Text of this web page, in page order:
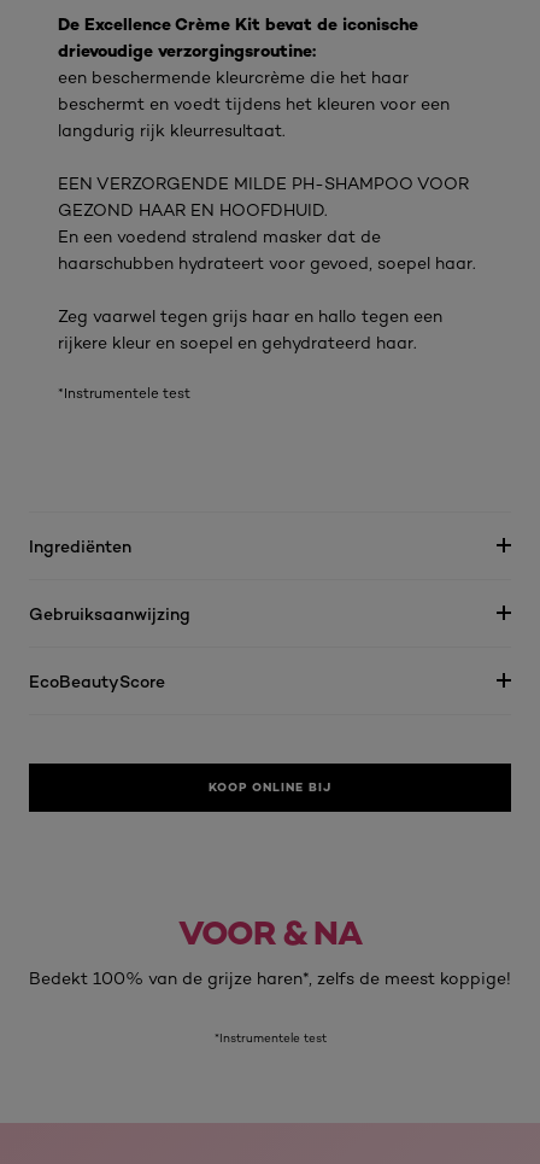
De Excellence Crème Kit bevat de iconische
drievoudige verzorgingsroutine:
een beschermende kleurcrème die het haar
beschermt en voedt tijdens het kleuren voor een
langdurig rijk kleurresultaat.
EEN VERZORGENDE MILDE PH-SHAMPOO VOOR
GEZOND HAAR EN HOOFDHUID.
En een voedend stralend masker dat de
haarschubben hydrateert voor gevoed, soepel haar.
Zeg vaarwel tegen grijs haar en hallo tegen een
rijkere kleur en soepel en gehydrateerd haar.
*Instrumentele test
Ingrediënten
Gebruiksaanwijzing
EcoBeautyScore
KOOP ONLINE BIJ
VOOR & NA
Bedekt 100% van de grijze haren*, zelfs de meest koppige!
*Instrumentele test